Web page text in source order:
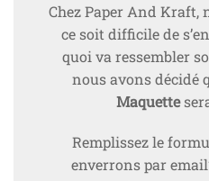
Chez Paper And Kraft,
ce soit difficile de
quoi va ressembler
nous avons décidé
Maquette
Remplissez le
enverrons par